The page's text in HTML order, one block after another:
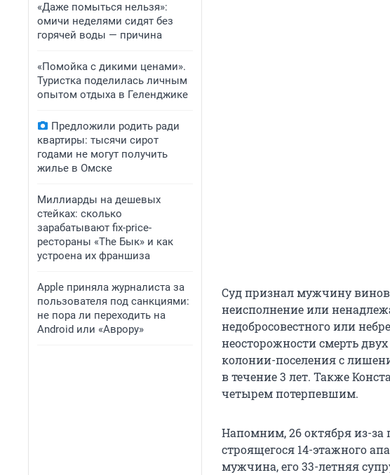
«Даже помыться нельзя»:
омичи неделями сидят без
горячей воды — причина
«Помойка с дикими ценами».
Туристка поделилась личным
опытом отдыха в Геленджике
Предложили родить ради
квартиры: тысячи сирот
годами не могут получить
жилье в Омске
Миллиарды на дешевых
стейках: сколько
зарабатывают fix-price-
рестораны «The Бык» и как
устроена их франшиза
Apple приняла журналиста за
пользователя под санкциями:
не пора ли переходить на
Android или «Аврору»
Суд признал мужчину
неисполнение или
недобросовестного или
неосторожности смерть
колонии-поселения с
в течение 3 лет. Также
четырем потерпевшим.
Напомним, 26 октября из-за
строящегося 14-этажного
мужчина, его 33-летняя